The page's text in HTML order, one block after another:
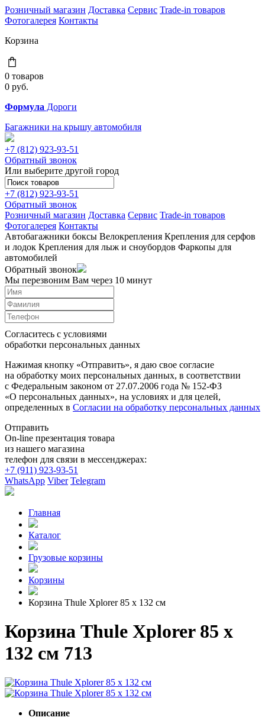
Розничный магазин Доставка Сервис Trade-in товаров
Фотогалерея Контакты
Корзина
0 товаров
0 руб.
Формула Дороги
Багажники на крышу автомобиля
+7 (812) 923-93-51
Обратный звонок
Или выберите другой город
+7 (812) 923-93-51
Обратный звонок
Розничный магазин Доставка Сервис Trade-in товаров
Фотогалерея Контакты
Автобагажники боксы Велокрепления Крепления для серфов
и лодок Крепления для лыж и сноубордов Фаркопы для
автомобилей
Обратный звонок
Мы перезвоним Вам через 10 минут
Согласитесь с условиями
обработки персональных данных
Нажимая кнопку «Отправить», я даю свое согласие
на обработку моих персональных данных, в соответствии
с Федеральным законом от 27.07.2006 года № 152-ФЗ
«О персональных данных», на условиях и для целей,
определенных в Согласии на обработку персональных данных
Отправить
On-line презентация товара
из нашего магазина
телефон для связи в мессенджерах:
+7 (911) 923-93-51
WhatsApp Viber Telegram
Главная
Каталог
Грузовые корзины
Корзины
Корзина Thule Xplorer 85 x 132 см
Корзина Thule Xplorer 85 x
132 см 713
Описание